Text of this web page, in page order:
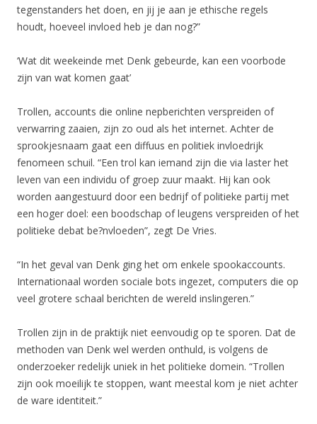
tegenstanders het doen, en jij je aan je ethische regels
houdt, hoeveel invloed heb je dan nog?”
‘Wat dit weekeinde met Denk gebeurde, kan een voorbode
zijn van wat komen gaat’
Trollen, accounts die online nepberichten verspreiden of
verwarring zaaien, zijn zo oud als het internet. Achter de
sprookjesnaam gaat een diffuus en politiek invloedrijk
fenomeen schuil. “Een trol kan iemand zijn die via laster het
leven van een individu of groep zuur maakt. Hij kan ook
worden aangestuurd door een bedrijf of politieke partij met
een hoger doel: een boodschap of leugens verspreiden of het
politieke debat be?nvloeden”, zegt De Vries.
“In het geval van Denk ging het om enkele spookaccounts.
Internationaal worden sociale bots ingezet, computers die op
veel grotere schaal berichten de wereld inslingeren.”
Trollen zijn in de praktijk niet eenvoudig op te sporen. Dat de
methoden van Denk wel werden onthuld, is volgens de
onderzoeker redelijk uniek in het politieke domein. “Trollen
zijn ook moeilijk te stoppen, want meestal kom je niet achter
de ware identiteit.”